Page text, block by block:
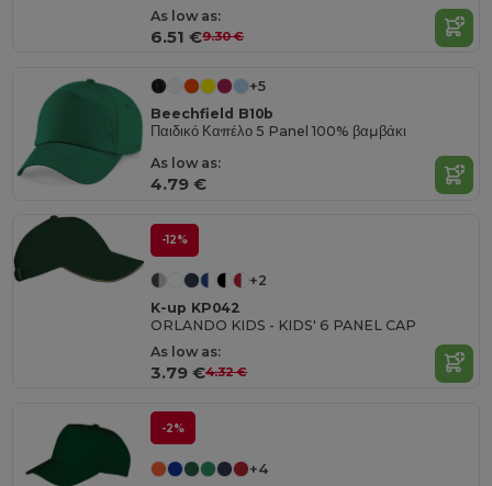
As low as:
6.51 €9.30 €
+5
Beechfield B10b
Παιδικό Καπέλο 5 Panel 100% βαμβάκι
As low as:
4.79 €
-12%
+2
K-up KP042
ORLANDO KIDS - KIDS' 6 PANEL CAP
As low as:
3.79 €4.32 €
-2%
+4